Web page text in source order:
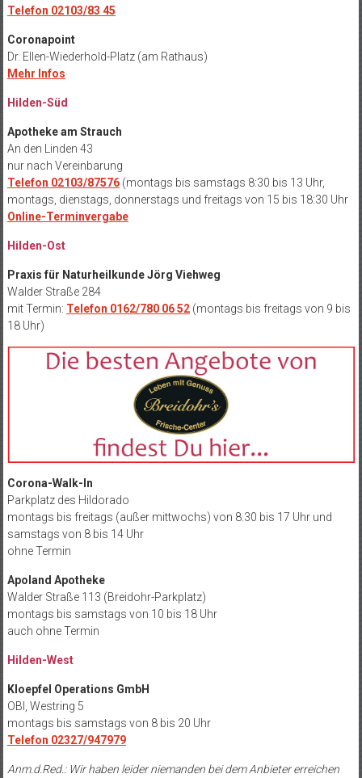
Telefon 02103/83 45
Coronapoint
Dr. Ellen-Wiederhold-Platz (am Rathaus)
Mehr Infos
Hilden-Süd
Apotheke am Strauch
An den Linden 43
nur nach Vereinbarung
Telefon 02103/87576(montags bis samstags 8:30 bis 13 Uhr,
montags, dienstags, donnerstags und freitags von 15 bis 18:30 Uhr
Online-Terminvergabe
Hilden-Ost
Praxis für Naturheilkunde Jörg Viehweg
Walder Straße 284
mit Termin: Telefon 0162/780 06 52(montags bis freitags von 9 bis
18 Uhr)
Corona-Walk-In
Parkplatz des Hildorado
montags bis freitags (außer mittwochs) von 8.30 bis 17 Uhr und
samstags von 8 bis 14 Uhr
ohne Termin
Apoland Apotheke
Walder Straße 113 (Breidohr-Parkplatz)
montags bis samstags von 10 bis 18 Uhr
auch ohne Termin
Hilden-West
Kloepfel Operations GmbH
OBI, Westring 5
montags bis samstags von 8 bis 20 Uhr
Telefon 02327/947979
Anm.d.Red.: Wir haben leider niemanden bei dem Anbieter erreichen